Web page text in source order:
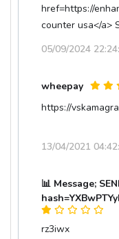
href=https://
counter usa</a>
05/09/2024
wheepay
https://
13/04/2021
📊 Message;
rz3iwx